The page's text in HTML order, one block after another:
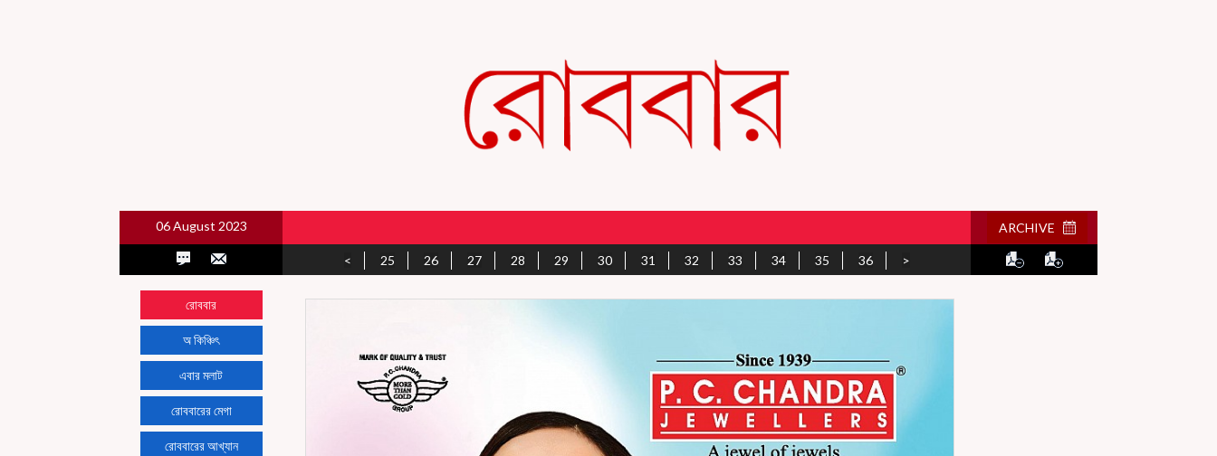
06 August 2023 ARCHIVE
< 25 26 27 28 29 30 31 32 33 34 35 36 >
রোববার
অ কিঞ্চিৎ
এবার মলাট
রোববারের মেগা
রোববারের আখ্যান